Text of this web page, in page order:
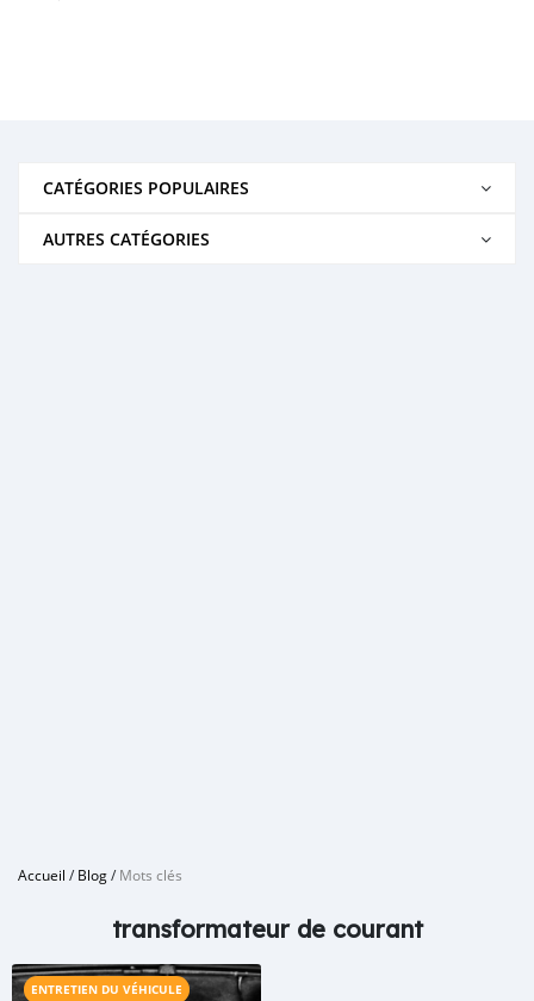
CATÉGORIES POPULAIRES
AUTRES CATÉGORIES
Accueil /Blog/Mots clés
transformateur de courant
ENTRETIEN DU VÉHICULE